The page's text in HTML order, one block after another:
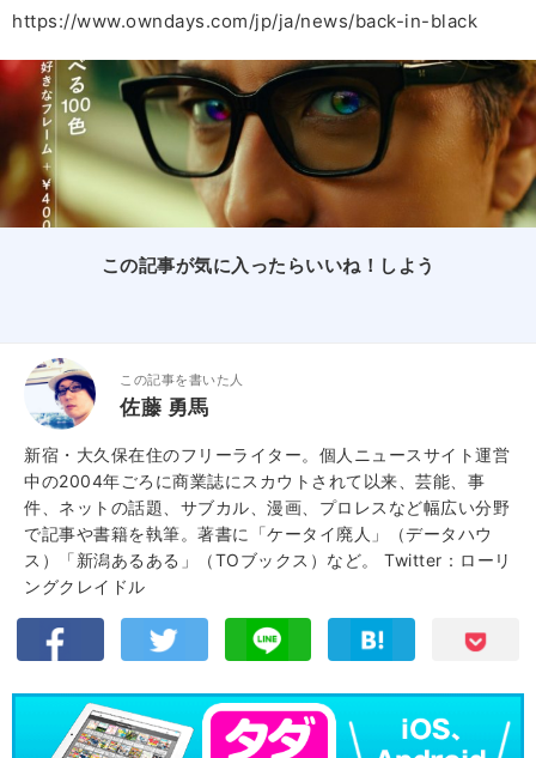
https://www.owndays.com/jp/ja/news/back-in-black
この記事が気に入ったらいいね！しよう
この記事を書いた人
佐藤 勇馬
新宿・大久保在住のフリーライター。個人ニュースサイト運営
中の2004年ごろに商業誌にスカウトされて以来、芸能、事
件、ネットの話題、サブカル、漫画、プロレスなど幅広い分野
で記事や書籍を執筆。著書に「ケータイ廃人」（データハウ
ス）「新潟あるある」（TOブックス）など。 Twitter：ローリ
ングクレイドル